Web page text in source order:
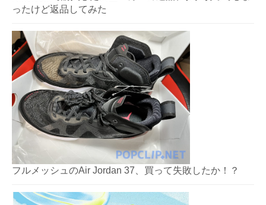
ったけど返品してみた
フルメッシュのAir Jordan 37、買って失敗したか！？